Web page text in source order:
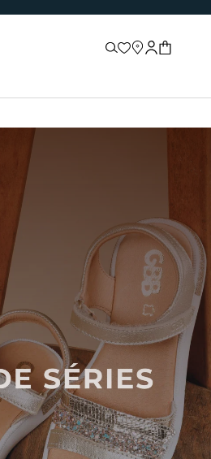
RechercheStore locator
Connexion
Panier